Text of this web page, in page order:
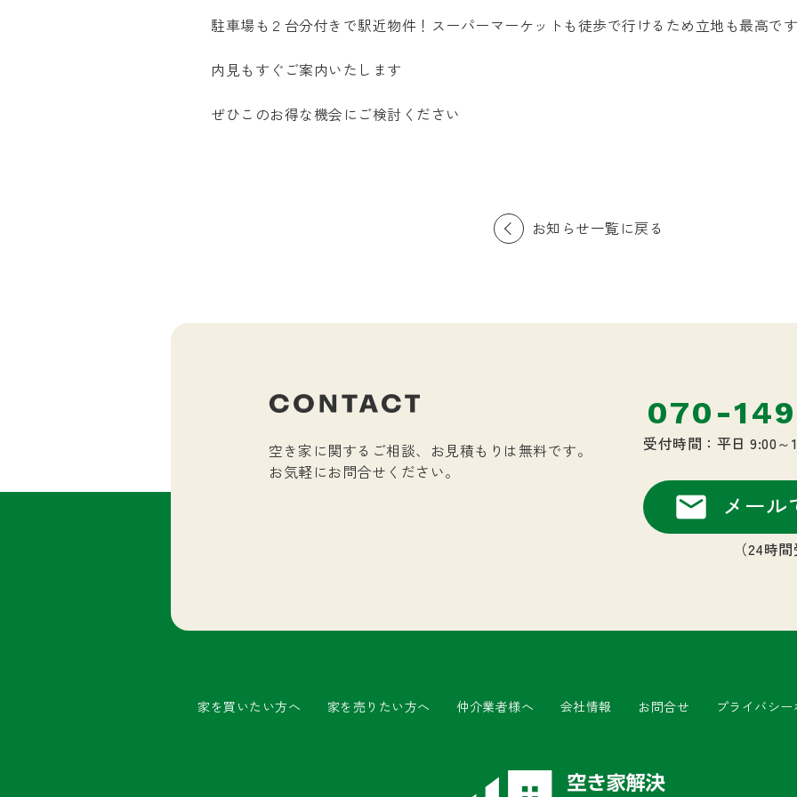
駐車場も２台分付きで駅近物件！スーパーマーケットも徒歩で行けるため立地も最高です
内見もすぐご案内いたします
ぜひこのお得な機会にご検討ください
お知らせ一覧に戻る
空き家に関するご相談、お見積もりは無料です。
お気軽にお問合せください。
070-
受付時間：平日 9:00
メール
（24時
家を買いたい方へ 家を売りたい方へ 仲介業者様へ 会社情報 お問合せ プライバシ